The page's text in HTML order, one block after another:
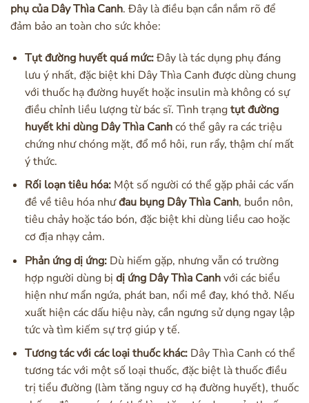
phụ của Dây Thìa Canh. Đây là điều bạn cần nắm rõ để
đảm bảo an toàn cho sức khỏe:
Tụt đường huyết quá mức:Đây là tác dụng phụ đáng
lưu ý nhất, đặc biệt khi Dây Thìa Canh được dùng chung
với thuốc hạ đường huyết hoặc insulin mà không có sự
điều chỉnh liều lượng từ bác sĩ. Tình trạngtụt đường
huyết khi dùng Dây Thìa Canhcó thể gây ra các triệu
chứng như chóng mặt, đổ mồ hôi, run rẩy, thậm chí mất
ý thức.
Rối loạn tiêu hóa:Một số người có thể gặp phải các vấn
đề về tiêu hóa nhưđau bụng Dây Thìa Canh, buồn nôn,
tiêu chảy hoặc táo bón, đặc biệt khi dùng liều cao hoặc
cơ địa nhạy cảm.
Phản ứng dị ứng:Dù hiếm gặp, nhưng vẫn có trường
hợp người dùng bị dị ứng Dây Thìa Canhvới các biểu
hiện như mẩn ngứa, phát ban, nổi mề đay, khó thở. Nếu
xuất hiện các dấu hiệu này, cần ngưng sử dụng ngay lập
tức và tìm kiếm sự trợ giúp y tế.
Tương tác với các loại thuốc khác:Dây Thìa Canh có thể
tương tác với một số loại thuốc, đặc biệt là thuốc điều
trị tiểu đường (làm tăng nguy cơ hạ đường huyết), thuốc